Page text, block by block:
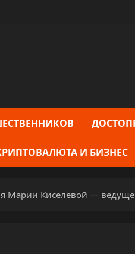
И БИЗНЕС
Марии Киселевой —